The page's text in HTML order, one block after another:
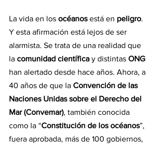
La vida en los océanos está en peligro.
Y esta afirmación está lejos de ser
alarmista. Se trata de una realidad que
la comunidad científica y distintas ONG
han alertado desde hace años. Ahora, a
40 años de que la Convención de las
Naciones Unidas sobre el Derecho del
Mar (Convemar), también conocida
como la “Constitución de los océanos”,
fuera aprobada, más de 100 gobiernos,